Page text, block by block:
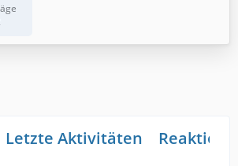
Letzte Aktivitäten